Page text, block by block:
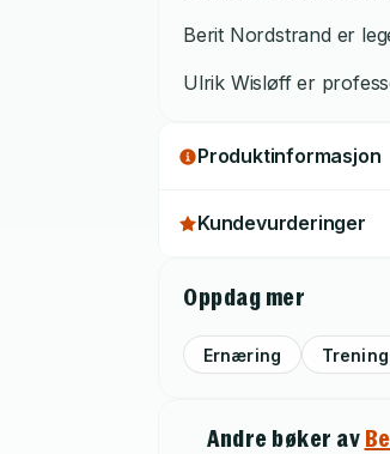
Berit Nordstrand er
Ulrik Wisløff er
Produktinformasjon
Kundevurderinger
Oppdag mer
Ernæring Trening
Andre bøker av